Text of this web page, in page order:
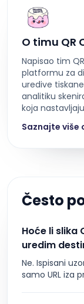
O timu QR
Napisao tim
platformu za
uredive
analitiku
koja
Saznajte više
Često
Hoće li slika
uredim
Ne. Ispisani
samo URL iza